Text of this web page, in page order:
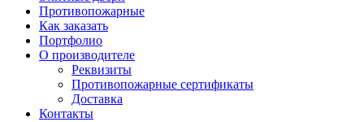
Противопожарные
Как заказать
Портфолио
О производителе
Реквизиты
Противопожарные сертификаты
Доставка
Контакты